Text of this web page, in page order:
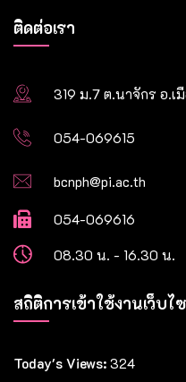
ติดต่อเรา
319 ม.7 ต.นาจักร อ.
054-069615
bcnph@pi.ac.th
054-069616
08.30 น. - 16.30 น.
สถิติการเข้าใช้งานเว็บไ
Today's Views: 324